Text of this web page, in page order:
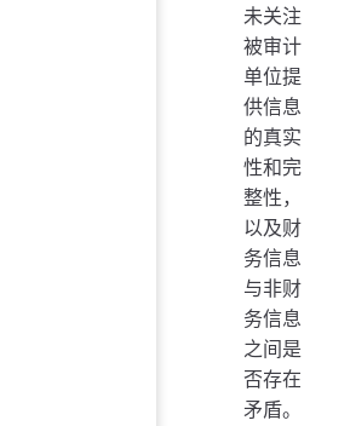
未关注
被审计
单位提
供信息
的真实
性和完
整性，
以及财
务信息
与非财
务信息
之间是
否存在
矛盾。